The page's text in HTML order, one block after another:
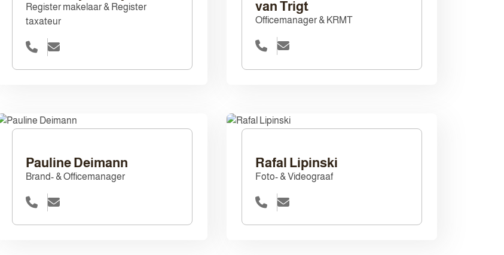
Register makelaar & Register
taxateur
van Trigt
Officemanager & KRMT
Pauline Deimann
Brand- & Officemanager
Rafal Lipinski
Foto- & Videograaf